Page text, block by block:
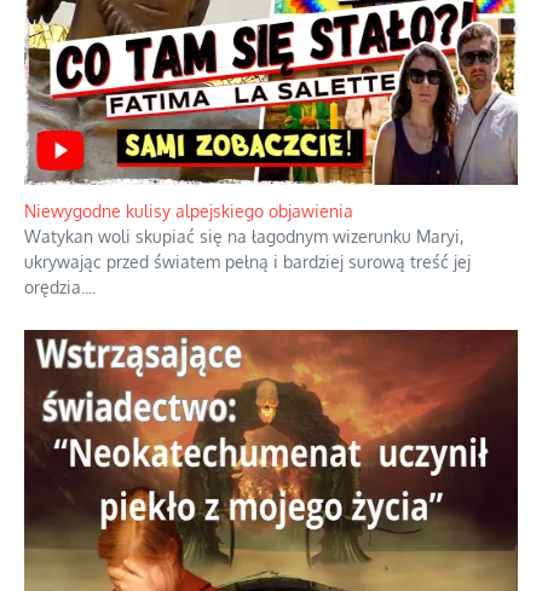
Niewygodne kulisy alpejskiego objawienia
Watykan woli skupiać się na łagodnym wizerunku Maryi,
ukrywając przed światem pełną i bardziej surową treść jej
orędzia.